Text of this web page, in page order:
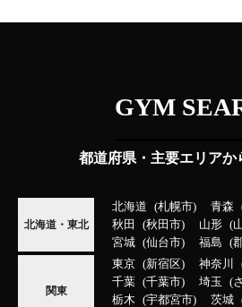
GYM
都道府県・主要エリアか
北海道・東北
北海道 札幌市 青森
秋田
秋田市 山形
宮城
仙台市 福島
関東
東京 新宿区 神奈川
千葉
千葉市 埼玉
栃木
宇都宮市 茨城